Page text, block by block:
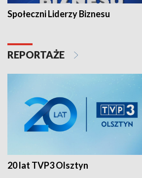
Społeczni Liderzy Biznesu
REPORTAŻE
20 lat TVP3 Olsztyn